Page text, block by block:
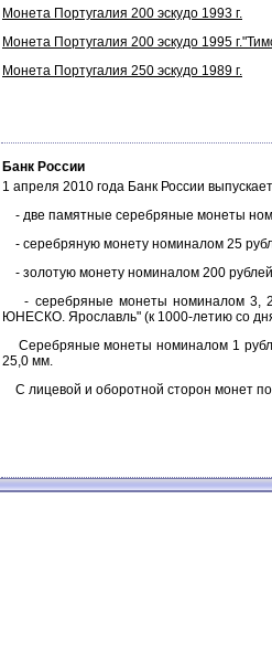
Монета Португалия 200 эскудо 1993 г.
Монета Португалия 200 эскудо 1995
Монета Португалия 250 эскудо 1989 г.
Банк России
1 апреля 2010 года Банк России
- две памятные серебряные монеты
- серебряную монету номиналом 25
- золотую монету номиналом 200
- серебряные монеты номиналом 3,
ЮНЕСКО. Ярославль" (к 1000-летию со
Серебряные монеты номиналом 1 рубль
25,0 мм.
С лицевой и оборотной сторон монет